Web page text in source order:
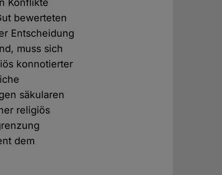
Konflikte
bewerteten
Entscheidung
muss sich
konnotierter
säkularen
religiös
dem